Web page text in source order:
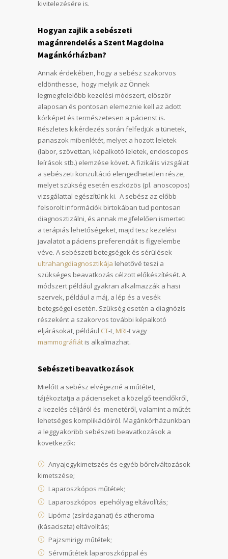
kivitelezésére is.
Hogyan zajlik a sebészeti
magánrendelés a Szent Magdolna
Magánkórházban?
Annak érdekében, hogy a sebész szakorvos
eldönthesse, hogy melyik az Önnek
legmegfelelőbb kezelési módszert, először
alaposan és pontosan elemeznie kell az adott
kórképet és természetesen a pácienst is.
Részletes kikérdezés során felfedjük a tünetek,
panaszok mibenlétét, melyet a hozott leletek
(labor, szövettan, képalkotó leletek, endoscopos
leírások stb.) elemzése követ. A fizikális vizsgálat
a sebészeti konzultáció elengedhetetlen része,
melyet szükség esetén eszközös (pl. anoscopos)
vizsgálattal egészítünk ki. A sebész az előbb
felsorolt információk birtokában tud pontosan
diagnosztizálni, és annak megfelelően ismerteti
a terápiás lehetőségeket, majd tesz kezelési
javalatot a páciens preferenciáit is figyelembe
véve. A sebészeti betegségek és sérülések
ultrahangdiagnosztikája lehetővé teszi a
szükséges beavatkozás célzott előkészítését. A
módszert például gyakran alkalmazzák a hasi
szervek, például a máj, a lép és a vesék
betegségei esetén. Szükség esetén a diagnózis
részeként a szakorvos további képalkotó
eljárásokat, például CT-t, MRI-t vagy
mammográfiát is alkalmazhat.
Sebészeti beavatkozások
Mielőtt a sebész elvégezné a műtétet,
tájékoztatja a pácienseket a közelgő teendőkről,
a kezelés céljáról és menetéről, valamint a műtét
lehetséges komplikációiról. Magánkórházunkban
a leggyakoribb sebészeti beavatkozások a
következők:
Anyajegykimetszés és egyéb bőrelváltozások
kimetszése;
Laparoszkópos műtétek;
Laparoszkópos epehólyag eltávolítás;
Lipóma (zsírdaganat) és atheroma
(kásaciszta) eltávolítás;
Pajzsmirigy műtétek;
Sérvműtétek laparoszkóppal és